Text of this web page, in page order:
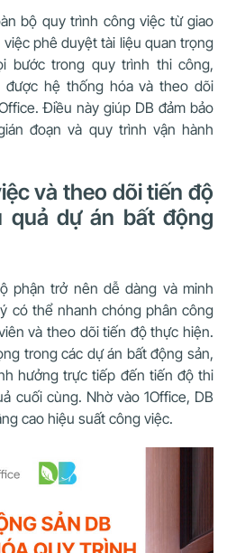
bộ quy trình công việc từ giao
phê duyệt tài liệu quan trọng
bước trong quy trình thi công,
được hệ thống hóa và theo dõi
Điều này giúp DB đảm bảo
đoạn và quy trình vận hành
và theo dõi tiến độ
quả dự án bất động
phận trở nên dễ dàng và minh
có thể nhanh chóng phân công
và theo dõi tiến độ thực hiện.
trong các dự án bất động sản,
hưởng trực tiếp đến tiến độ thi
cuối cùng. Nhờ vào 1Office, DB
cao hiệu suất công việc.